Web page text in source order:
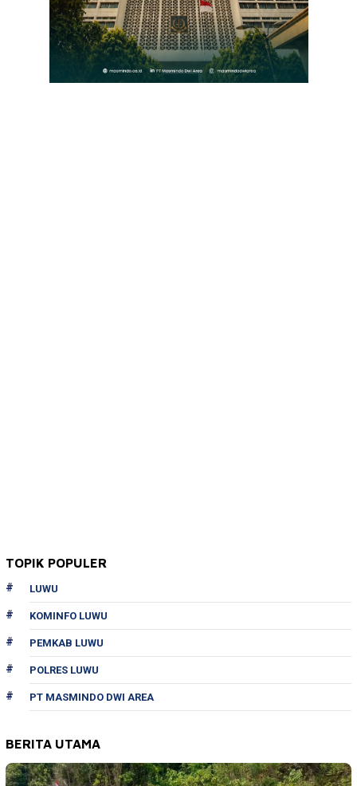
TOPIK POPULER
LUWU
KOMINFO LUWU
PEMKAB LUWU
POLRES LUWU
PT MASMINDO DWI AREA
BERITA UTAMA